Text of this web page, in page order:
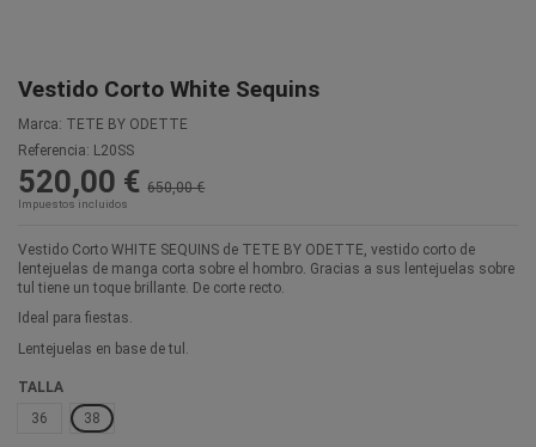
Vestido Corto White Sequins
Marca: TETE BY ODETTE
Referencia: L20SS
520,00 € 650,00 €
Impuestos incluidos
Vestido Corto WHITE SEQUINS de TETE BY ODETTE, vestido corto de
lentejuelas de manga corta sobre el hombro. Gracias a sus lentejuelas sobre
tul tiene un toque brillante. De corte recto.
Ideal para fiestas.
Lentejuelas en base de tul.
TALLA
36
38